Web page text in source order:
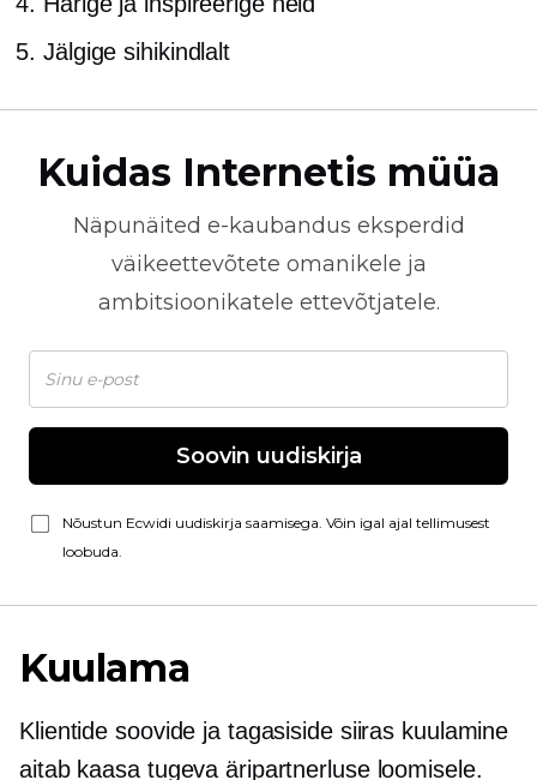
Jälgige sihikindlalt
Kuidas Internetis müüa
Näpunäited e-kaubandus eksperdid
väikeettevõtete omanikele ja
ambitsioonikatele ettevõtjatele.
Soovin uudiskirja
Nõustun Ecwidi uudiskirja saamisega. Võin igal ajal tellimusest
loobuda.
Kuulama
Klientide soovide ja tagasiside siiras kuulamine
aitab kaasa tugeva äripartnerluse loomisele.